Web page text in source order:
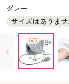
大きいサイズ 事
カタログ・チ
デジタルカタロ
カタログ無料
カタログ無料
会員メニュー
グレー
サイズはありま